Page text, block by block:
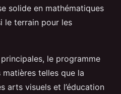
solide en mathématiques
le terrain pour les
le programme
matières telles que la
arts visuels et l’éducation